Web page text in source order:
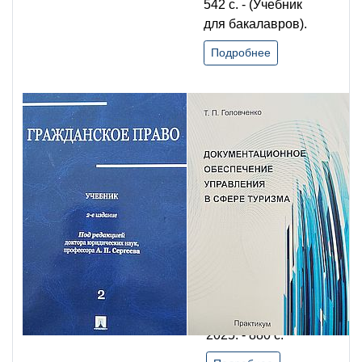
542 с. - (Учебник
для бакалавров).
Подробнее
право Т. 2:
учебник: в 3
т. / под
редакцией
А. П.
Сергеева. -
Проспект,
2025. - 880 с.